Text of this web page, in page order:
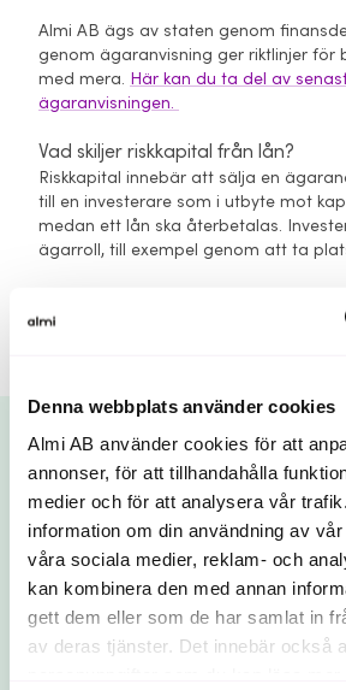
Denna webbplats använder cookies
Almi AB använder cookies för att
annonser, för att tillhandahålla
medier och för att analysera vår
information om din användning av
våra sociala medier, reklam- och
kan kombinera den med annan
gett dem eller som de har samlat in
av deras tjänster. Det innebär också
Almi AB ägs av staten genom
genom ägaranvisning ger riktlinjer för
med mera. Här kan du ta del av
ägaranvisningen.
Vad skiljer riskkapital från lån?
Riskkapital innebär att sälja en
till en investerare som i utbyte mot
medan ett lån ska återbetalas.
ägarroll, till exempel genom att ta
Regioner
Vad händer i din
Vi finns över hela landet. Välj din
veta vad som händer just där.